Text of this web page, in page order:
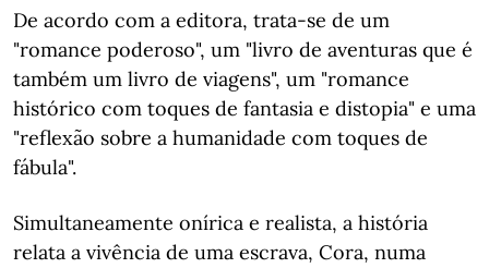
De acordo com a editora, trata-se de um
"romance poderoso", um "livro de aventuras que é
também um livro de viagens", um "romance
histórico com toques de fantasia e distopia" e uma
"reflexão sobre a humanidade com toques de
fábula".
Simultaneamente onírica e realista, a história
relata a vivência de uma escrava, Cora, numa